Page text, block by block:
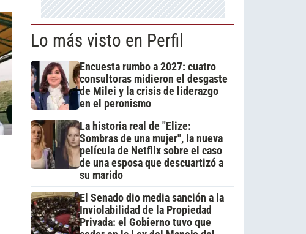
Lo más visto en Perfil
Encuesta rumbo a 2027: cuatro
consultoras midieron el desgaste
de Milei y la crisis de liderazgo
en el peronismo
La historia real de "Elize:
Sombras de una mujer", la nueva
película de Netflix sobre el caso
de una esposa que descuartizó a
su marido
El Senado dio media sanción a la
Inviolabilidad de la Propiedad
Privada: el Gobierno tuvo que